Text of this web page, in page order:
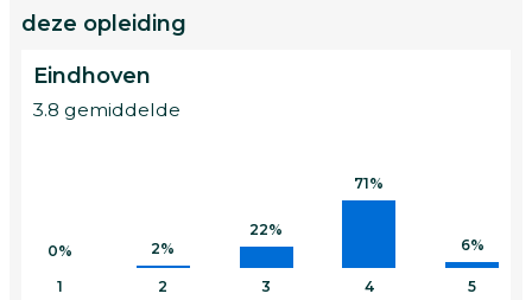
deze opleiding
Eindhoven
3.8 gemiddelde
0%
1
2%
2
22%
3
71%
4
6%
5